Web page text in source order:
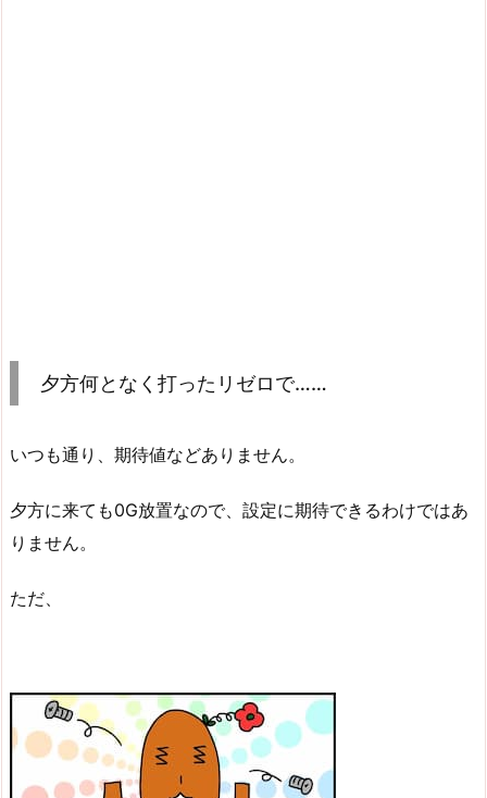
夕方何となく打ったリゼロで……
いつも通り、期待値などありません。
夕方に来ても0G放置なので、設定に期待できるわけではあ
りません。
ただ、